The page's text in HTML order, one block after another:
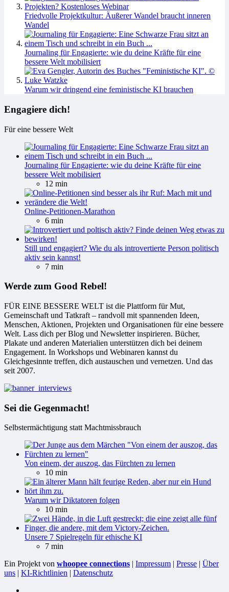
Friedvolle Projektkultur: Äußerer Wandel braucht inneren
Wandel
Journaling für Engagierte: wie du deine Kräfte für eine
bessere Welt mobilisiert
Warum wir dringend eine feministische KI brauchen
Engagiere dich!
Für eine bessere Welt
Journaling für Engagierte: wie du deine Kräfte für eine
bessere Welt mobilisiert
12 min
Online-Petitionen-Marathon
6 min
Still und engagiert? Wie du als introvertierte Person politisch
aktiv sein kannst!
7 min
Werde zum Good Rebel!
FÜR EINE BESSERE WELT ist die Plattform für Mut,
Gemeinschaft und Tatkraft – randvoll mit spannenden Ideen,
Menschen, Aktionen, Projekten und Organisationen für eine bessere
Welt. Lass dich per Blog und Newsletter inspirieren. Bücher,
Plakate und anderen Materialien unterstützen dich bei deinem
Engagement. In Workshops und Webinaren kannst du
Gleichgesinnte treffen, dich austauschen und vernetzen. Und das
seit 2007.
Sei die Gegenmacht!
Selbstermächtigung statt Machtmissbrauch
Von einem, der auszog, das Fürchten zu lernen
10 min
Warum wir Diktatoren folgen
10 min
Unsere 7 Spielregeln für ethische KI
7 min
Ein Projekt von whoopee connections | Impressum | Presse | Über
uns | KI-Richtlinien | Datenschutz